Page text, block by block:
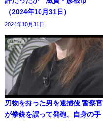
（2024年10月31日）
2024年10月31日
刃物を持った男を逮捕後 警察官
が拳銃を誤って発砲、自身の手